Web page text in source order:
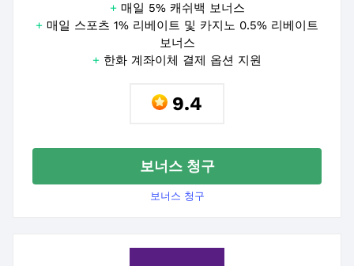
+ 매일 5% 캐쉬백 보너스
+ 매일 스포츠 1% 리베이트 및 카지노 0.5% 리베이트
보너스
+ 한화 계좌이체 결제 옵션 지원
9.4
보너스 청구
보너스 청구